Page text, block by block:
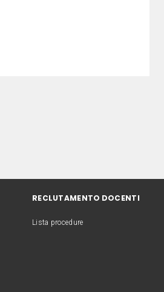
RECLUTAMENTO DOCENTI
Lista procedure